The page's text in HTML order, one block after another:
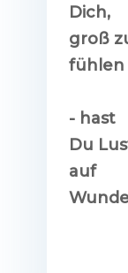
Dich,
groß
fühlen
- hast
Du
auf